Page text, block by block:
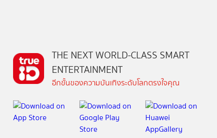
THE NEXT WORLD-CLASS SMART
ENTERTAINMENT
อีกขั้นของความบันเทิงระดับโลกตรงใจคุณ